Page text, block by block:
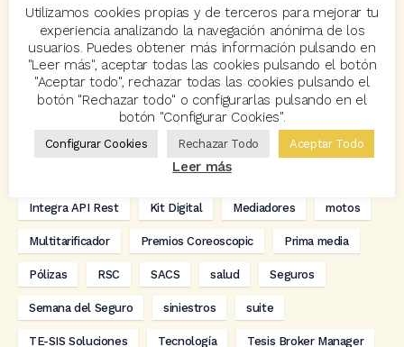
acuerdo Acuerdos Allianz asisa autos
Avant2 Avant2 Sales Manager ayudas Bcover
Carlos Rovira Codeoscopic Codeoscopic Academy
Codeoscopic Workspace Coverize Decesos
digitalización Eventos formación GRC-Broker
Innova Ibérica
Integra API Rest Kit Digital Mediadores motos
Multitarificador Premios Coreoscopic Prima media
Pólizas RSC SACS salud Seguros
Semana del Seguro siniestros suite
TE-SIS Soluciones Tecnología Tesis Broker Manager
Utilizamos cookies propias y de terceros para mejorar tu
experiencia analizando la navegación anónima de los
usuarios. Puedes obtener más información pulsando en
"Leer más", aceptar todas las cookies pulsando el botón
"Aceptar todo", rechazar todas las cookies pulsando el
botón "Rechazar todo" o configurarlas pulsando en el
botón "Configurar Cookies".
Configurar Cookies Rechazar Todo Aceptar Todo
Leer más